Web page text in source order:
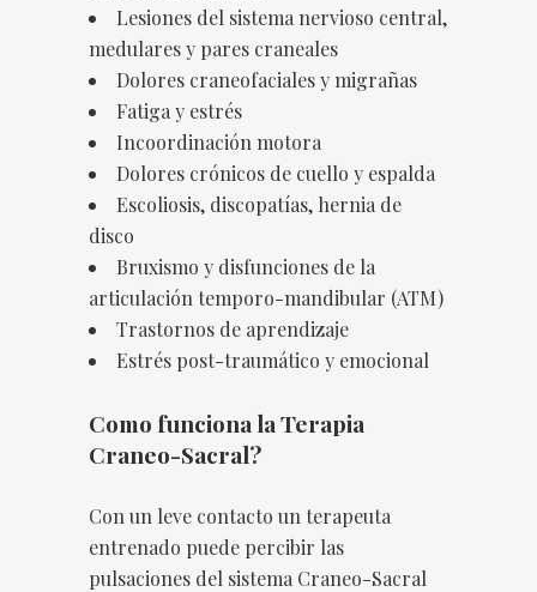
Lesiones del sistema nervioso central,
medulares y pares craneales
Dolores craneofaciales y migrañas
Fatiga y estrés
Incoordinación motora
Dolores crónicos de cuello y espalda
Escoliosis, discopatías, hernia de
disco
Bruxismo y disfunciones de la
articulación temporo-mandibular (ATM)
Trastornos de aprendizaje
Estrés post-traumático y emocional
Como funciona la Terapia
Craneo-Sacral?
Con un leve contacto un terapeuta
entrenado puede percibir las
pulsaciones del sistema Craneo-Sacral